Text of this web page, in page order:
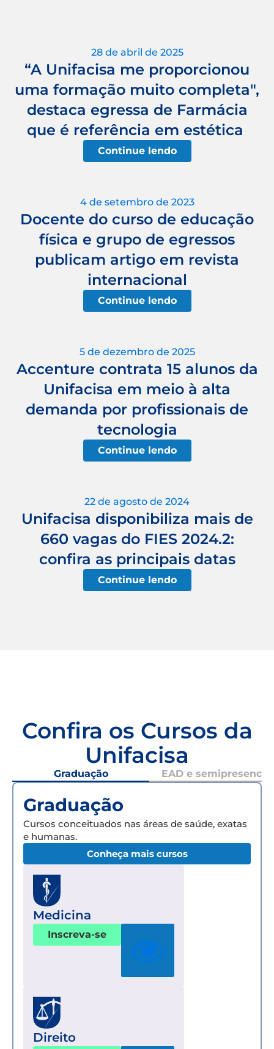
28 de abril de 2025
“A Unifacisa me proporcionou
uma formação muito completa",
destaca egressa de Farmácia
que é referência em estética
Continue lendo
4 de setembro de 2023
Docente do curso de educação
física e grupo de egressos
publicam artigo em revista
internacional
Continue lendo
5 de dezembro de 2025
Accenture contrata 15 alunos da
Unifacisa em meio à alta
demanda por profissionais de
tecnologia
Continue lendo
22 de agosto de 2024
Unifacisa disponibiliza mais de
660 vagas do FIES 2024.2:
confira as principais datas
Continue lendo
Confira os Cursos da
Unifacisa
Graduação EAD e semipresencial
Graduação
Cursos conceituados nas áreas de saúde, exatas
e humanas.
Conheça mais cursos
Medicina
Inscreva-se
Direito